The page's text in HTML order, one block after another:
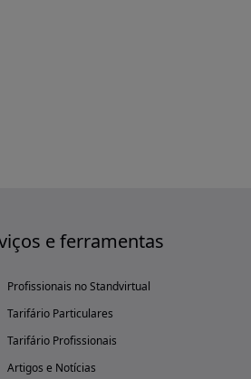
e ferramentas
Profissionais no Standvirtual
Tarifário Particulares
Tarifário Profissionais
Artigos e Notícias